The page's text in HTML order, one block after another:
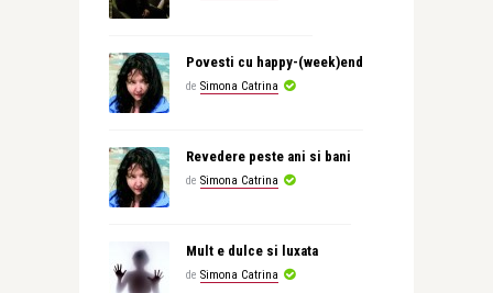
Povesti cu happy-(week)end
de Simona Catrina
Revedere peste ani si bani
de Simona Catrina
Mult e dulce si luxata
de Simona Catrina